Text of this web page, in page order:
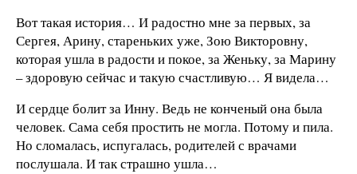
Вот такая история… И радостно мне за первых, за
Сергея, Арину, стареньких уже, Зою Викторовну,
которая ушла в радости и покое, за Женьку, за Марину
– здоровую сейчас и такую счастливую… Я видела…
И сердце болит за Инну. Ведь не конченый она была
человек. Сама себя простить не могла. Потому и пила.
Но сломалась, испугалась, родителей с врачами
послушала. И так страшно ушла…